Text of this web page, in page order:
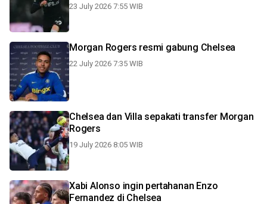
23 July 2026 7:55 WIB
Morgan Rogers resmi gabung Chelsea
22 July 2026 7:35 WIB
Chelsea dan Villa sepakati transfer Morgan
Rogers
19 July 2026 8:05 WIB
Xabi Alonso ingin pertahanan Enzo
Fernandez di Chelsea